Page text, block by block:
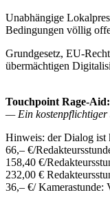
Unabhängige
Bedingungen völlig
Grundgesetz, EU-
übermächtigen
Touchpoint Rage-Aid:
— Ein kostenpflichtiger
Hinweis: der Dialog ist
66,– €/
158,40 €/
232,00 €
36,– €/ Kamerastunde: